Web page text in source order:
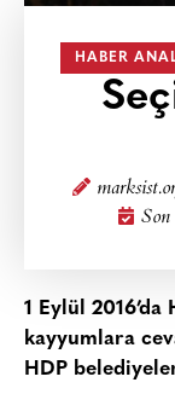
HABER
1 Eylül 2016’da
kayyumlara
HDP